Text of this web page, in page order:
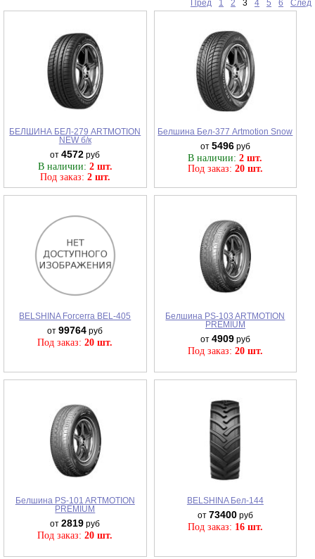
Пред 1 2 3 4 5 6 След
БЕЛШИНА БЕЛ-279 ARTMOTION
NEW б/к
от4572 руб
В наличии: 2 шт.
Под заказ: 2 шт.
Белшина Бел-377 Artmotion Snow
от 5496руб
В наличии:2 шт.
Под заказ: 20 шт.
BELSHINA Forcerra BEL-405
от99764 руб
Под заказ:20 шт.
Белшина PS-103 ARTMOTION
PREMIUM
от 4909руб
Под заказ: 20 шт.
Белшина PS-101 ARTMOTION
PREMIUM
от2819 руб
Под заказ:20 шт.
BELSHINA Бел-144
от 73400руб
Под заказ: 16 шт.